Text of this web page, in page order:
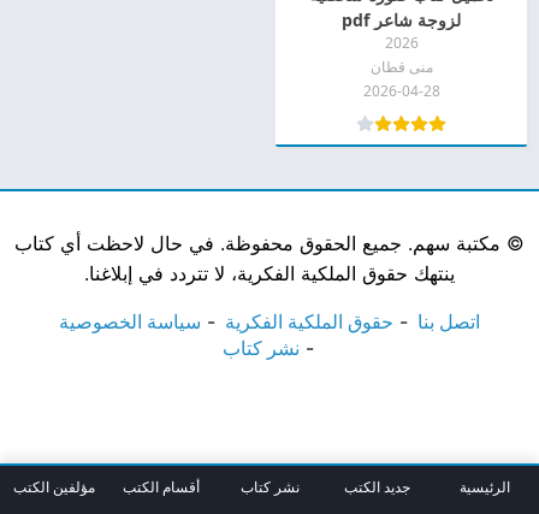
لزوجة شاعر pdf
2026
منى قطان
2026-04-28
© مكتبة سهم. جميع الحقوق محفوظة. في حال لاحظت أي كتاب
ينتهك حقوق الملكية الفكرية، لا تتردد في إبلاغنا.
اتصل بنا حقوق الملكية الفكرية
سياسة الخصوصية
نشر كتاب
الرئيسية جديد الكتب نشر كتاب أقسام الكتب مؤلفين الكتب